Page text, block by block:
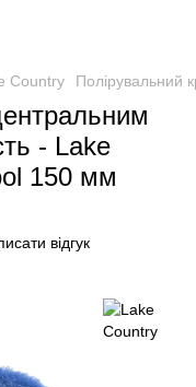
Country Полірувальний
- Lake
150 мм
відгук